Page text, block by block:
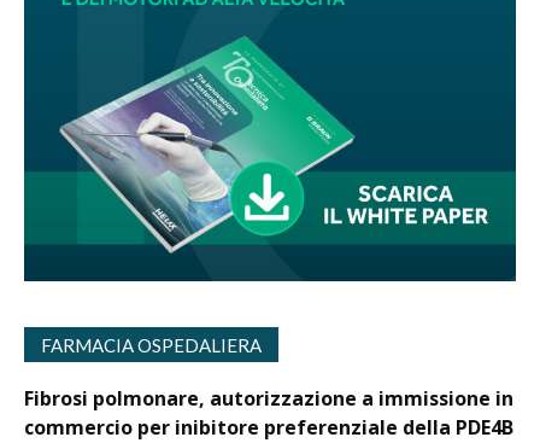
FARMACIA OSPEDALIERA
Fibrosi polmonare, autorizzazione a immissione in
commercio per inibitore preferenziale della PDE4B